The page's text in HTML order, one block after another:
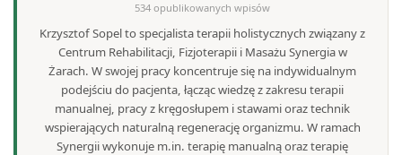
534 opublikowanych wpisów
Krzysztof Sopel to specjalista terapii holistycznych związany z
Centrum Rehabilitacji, Fizjoterapii i Masażu Synergia w
Żarach. W swojej pracy koncentruje się na indywidualnym
podejściu do pacjenta, łącząc wiedzę z zakresu terapii
manualnej, pracy z kręgosłupem i stawami oraz technik
wspierających naturalną regenerację organizmu. W ramach
Synergii wykonuje m.in. terapię manualną oraz terapię